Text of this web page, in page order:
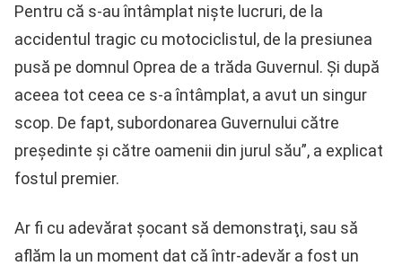
Pentru că s-au întâmplat nişte lucruri, de la
accidentul tragic cu motociclistul, de la presiunea
pusă pe domnul Oprea de a trăda Guvernul. Şi după
aceea tot ceea ce s-a întâmplat, a avut un singur
scop. De fapt, subordonarea Guvernului către
preşedinte şi către oamenii din jurul său”, a explicat
fostul premier.
Ar fi cu adevărat şocant să demonstraţi, sau să
aflăm la un moment dat că într-adevăr a fost un